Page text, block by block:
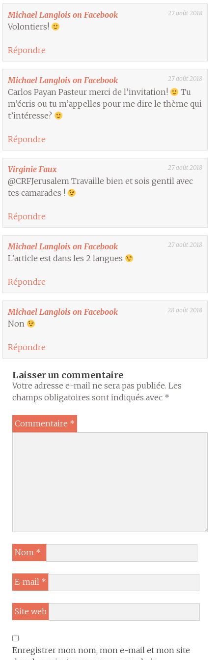
Michael Langlois on Facebook 27 août 2018
Volontiers!
Répondre
Michael Langlois on Facebook 27 août 2018
Carlos Payan Pasteur merci de l’invitation!
Tu
m’écris ou tu m’appelles pour me dire le thème qui
t’intéresse?
Répondre
Virginie Faux 27 août 2018
@CRFJerusalem Travaille bien et sois gentil avec
tes camarades !
Répondre
Michael Langlois on Facebook 27 août 2018
L’article est dans les 2 langues
Répondre
Michael Langlois on Facebook 28 août 2018
Non
Répondre
Laisser un commentaire
Votre adresse e-mail ne sera pas publiée. Les
champs obligatoires sont indiqués avec *
Commentaire *
Nom *
E-mail *
Site web
Enregistrer mon nom, mon e-mail et mon site